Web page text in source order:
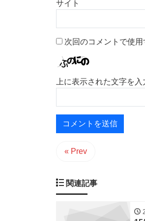
サイト
次回のコメントで使
上に表示された文字を入
« Prev
関連記事